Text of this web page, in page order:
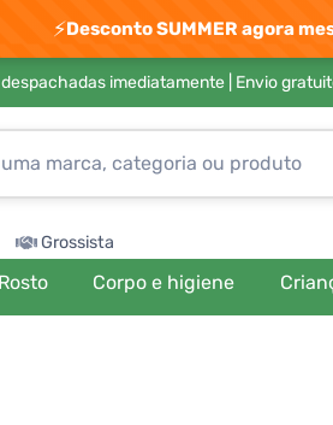
⚡Desconto SUMMER agora
imediatamente | Envio
Grossista
Rosto Corpo e higiene